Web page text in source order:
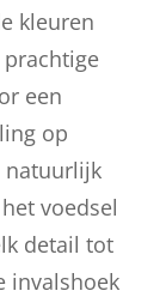
kleuren
een
op
natuurlijk
voedsel
detail tot
invalshoek